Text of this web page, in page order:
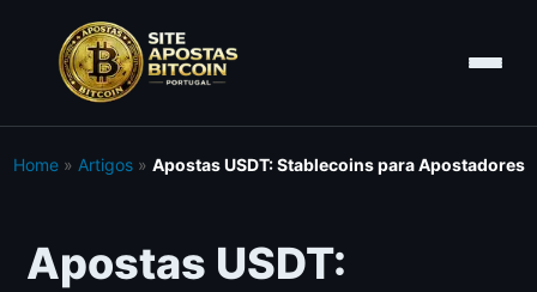
Home» Artigos» Apostas USDT: Stablecoins para Apostadores
Apostas USDT: